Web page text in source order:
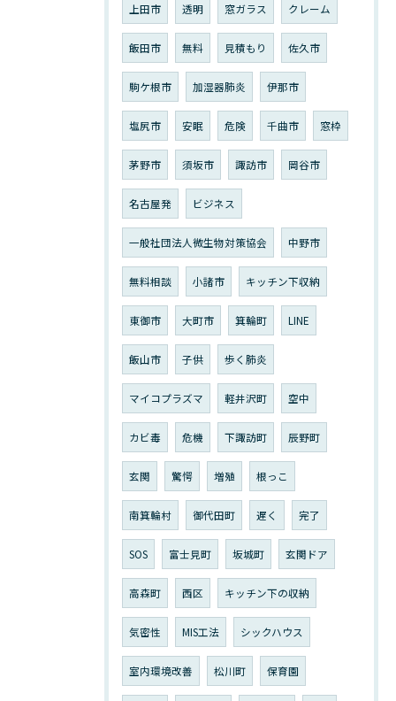
上田市 透明 窓ガラス クレーム
飯田市 無料 見積もり 佐久市
駒ケ根市 加湿器肺炎 伊那市
塩尻市 安眠 危険 千曲市 窓枠
茅野市 須坂市 諏訪市 岡谷市
名古屋発 ビジネス
一般社団法人微生物対策協会 中野市
無料相談 小諸市 キッチン下収納
東御市 大町市 箕輪町 LINE
飯山市 子供 歩く肺炎
マイコプラズマ 軽井沢町 空中
カビ毒 危機 下諏訪町 辰野町
玄関 驚愕 増殖 根っこ
南箕輪村 御代田町 遅く 完了
SOS 富士見町 坂城町 玄関ドア
高森町 西区 キッチン下の収納
気密性 MIS工法 シックハウス
室内環境改善 松川町 保育園